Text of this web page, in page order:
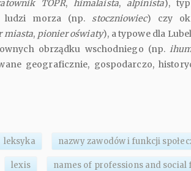
TOPR, himalaista,alpinista),
ludzi morza (np. stoczniowiec) czy
miasta, pionier oświaty), a typowe dla
obrządku wschodniego (np.
geograficznie, gospodarczo,
leksyka nazwy zawodów i funkcji
lexis names of professions and social